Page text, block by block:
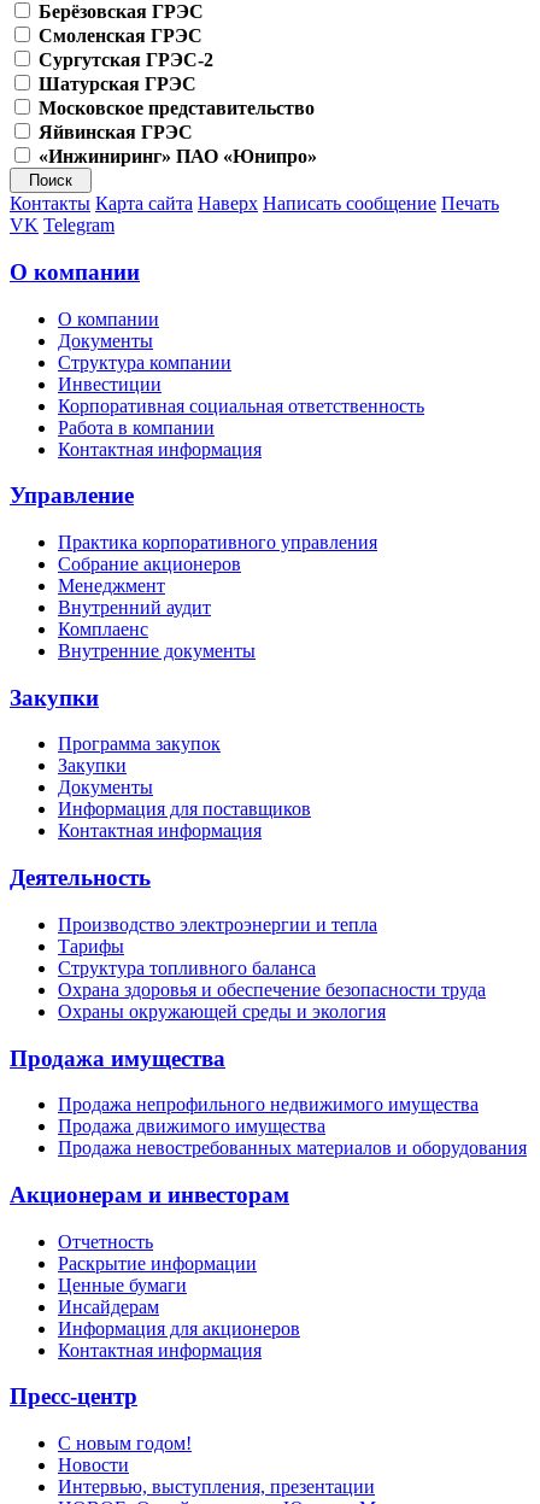
Берёзовская ГРЭС
Смоленская ГРЭС
Сургутская ГРЭС-2
Шатурская ГРЭС
Московское представительство
Яйвинская ГРЭС
«Инжиниринг» ПАО «Юнипро»
Контакты Карта сайта Наверх Написать сообщение Печать
VK Telegram
О компании
О компании
Документы
Структура компании
Инвестиции
Корпоративная социальная ответственность
Работа в компании
Контактная информация
Управление
Практика корпоративного управления
Собрание акционеров
Менеджмент
Внутренний аудит
Комплаенс
Внутренние документы
Закупки
Программа закупок
Закупки
Документы
Информация для поставщиков
Контактная информация
Деятельность
Производство электроэнергии и тепла
Тарифы
Структура топливного баланса
Охрана здоровья и обеспечение безопасности труда
Охраны окружающей среды и экология
Продажа имущества
Продажа непрофильного недвижимого имущества
Продажа движимого имущества
Продажа невостребованных материалов и оборудования
Акционерам и инвесторам
Отчетность
Раскрытие информации
Ценные бумаги
Инсайдерам
Информация для акционеров
Контактная информация
Пресс-центр
С новым годом!
Новости
Интервью, выступления, презентации